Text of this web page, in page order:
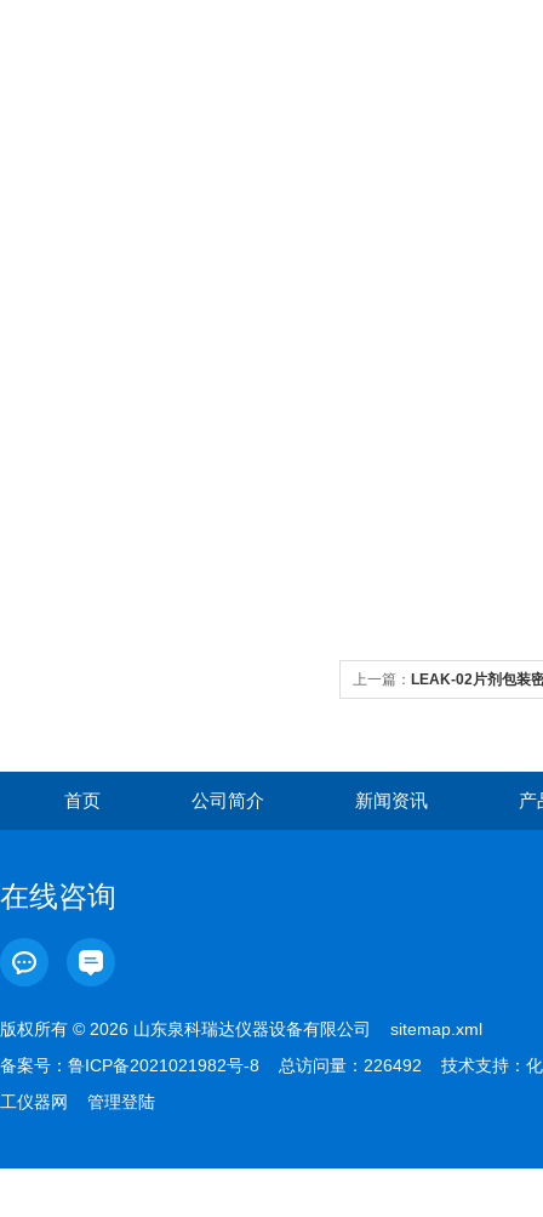
上一篇： LEAK-02片剂包装
首页 公司简介 新闻资讯 产
在线咨询
版权所有 © 2026 山东泉科瑞达仪器设备有限公司 sitemap.xml
备案号： 鲁ICP备2021021982号-8 总访问量：226492 技术支持： 化
工仪器网
管理登陆